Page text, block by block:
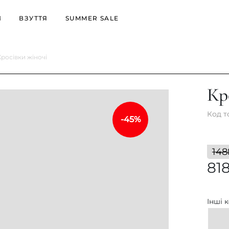
Черевики
Ботильйони
ВЗУТТЯ
Черевики
Уггі
SUMMER SALE
жіночі
-45%
Код
Інші